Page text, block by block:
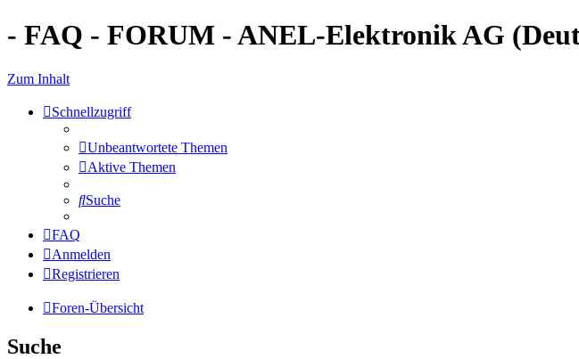
- FAQ - FORUM - ANEL-Elektronik AG
Zum Inhalt
Schnellzugriff
Unbeantwortete Themen
Aktive Themen
Suche
FAQ
Anmelden
Registrieren
Foren-Übersicht
Suche